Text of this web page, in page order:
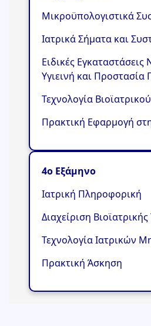
Μικροϋπολογιστικά
Ιατρικά Σήματα και
Ειδικές
Υγιεινή και Προστασία
Τεχνολογία
Πρακτική Εφαρμογή
4ο Εξάμηνο
Ιατρική Πληροφορική
Διαχείριση
Τεχνολογία Ιατρικών
Πρακτική Άσκηση